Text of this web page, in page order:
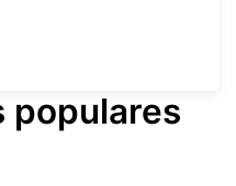
populares